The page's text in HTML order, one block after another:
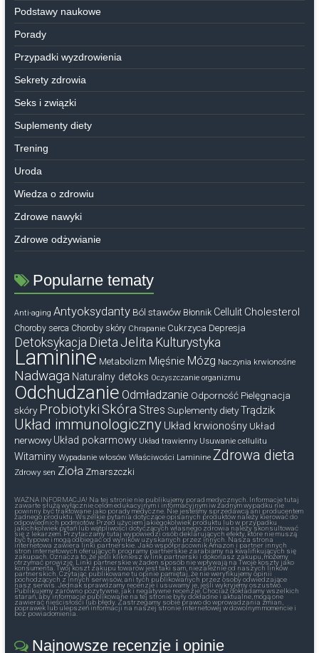
Podstawy naukowe
Porady
Przypadki wyzdrowienia
Sekrety zdrowia
Seks i związki
Suplementy diety
Trening
Uroda
Wiedza o zdrowiu
Zdrowe nawyki
Zdrowe odżywianie
Popularne tematy
Anti-aging Antyoksydanty Ból stawów Błonnik Cellulit Cholesterol
Choroby serca Choroby skóry Chrapanie Cukrzyca Depresja
Detoksykacja Dieta Jelita Kulturystyka
Laminine Metabolizm Mięśnie Mózg Naczynia krwionośne
Nadwaga Naturalny detoks Oczyszczanie organizmu
Odchudzanie Odmładzanie Odporność Pielęgnacja
skóry Probiotyki Skóra Stres Suplementy diety Trądzik
Układ immunologiczny Układ krwionośny Układ
nerwowy Układ pokarmowy Układ trawienny Usuwanie cellulitu
Witaminy Wypadanie włosów Właściwości Laminine Zdrowa dieta
Zdrowy sen Zioła Zmarszczki
WAŻNA INFORMACJA! Na tej stronie nie publikujemy porad medycznych. Informacje tutaj
zawarte służą wyłącznie celom edukacyjnym i informacyjnym iw żadnym wypadku nie
powinny być traktowane jako porady medyczne. Nie jesteśmy sprzedawcą ani producentem
żadnego produktu. Wszelkie pytania dotyczące opisanych produktów należy kierować do
odpowiednich podmiotów. Przed użyciem jakiegokolwiek produktu lub w przypadku
jakichkolwiek pytań lub wątpliwości dotyczących własnego zdrowia należy skonsultować
się z lekarzem. Przytaczamy tutaj wypowiedzi osób deklarujących efekty, które nie muszą
być typowe i mogą odbiegać od wyników uzyskanych przez innych. Nasza strona
internetowa zawiera linki partnerskie. Jako współpracownik Amazon i partner innych
stron internetowych oferujących programy partnerskie zarabiamy na kwalifikujących się
zakupach. Oznacza to, że jeśli klikniesz w link partnerski i dokonasz zakupu, możemy
otrzymać prowizję. Linki partnerskie w żaden sposób nie wpływają na Twoje koszty jako
konsumenta. Twój koszt zakupu towarów jest taki sam, niezależnie od naszych linków
partnerskich. Czytając publikowane tu opinie pamiętaj, że nie weryfikujemy opinii
pochodzących z innych serwisów, ani tych publikowanych przez osoby odwiedzające
nasz serwis. Jednak sprawdzamy recenzje i usuwamy je, jeśli wykryjemy oszustwo.
Publikujemy zarówno pozytywne, jak i negatywne recenzje. Chociaż dokładamy wszelkich
starań, aby informacje publikowane na tej stronie były dokładne i aktualne, mogą one
zawierać nieścisłości lub błędy. Zastrzegamy sobie prawo do wprowadzania zmian,
poprawek lub ulepszeń informacji na naszej stronie internetowej w dowolnym momencie i
bez powiadomienia.
Najnowsze recenzje i opinie